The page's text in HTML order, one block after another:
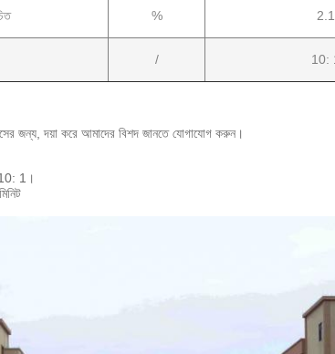
% 2.1
/ 10:
জন্য, দয়া করে আমাদের বিশদ জানতে যোগাযোগ করুন।
10: 1।